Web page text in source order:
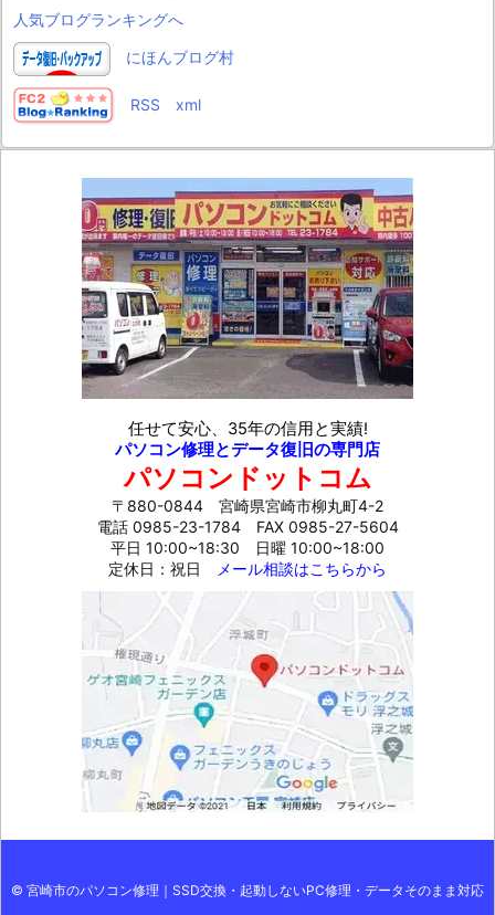
人気ブログランキングへ
にほんブログ村
RSS xml
任せて安心、35年の信用と実績!
パソコン修理とデータ復旧の専門店
パソコンドットコム
〒880-0844 宮崎県宮崎市柳丸町4-2
電話 0985-23-1784FAX 0985-27-5604
平日 10:00~18:30 日曜 10:00~18:00
定休日：祝日
メール相談はこちらから
© 宮崎市のパソコン修理｜SSD交換・起動しないPC修理・データそのまま対応